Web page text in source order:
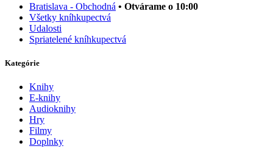
Bratislava - Obchodná • Otvárame o 10:00
Všetky kníhkupectvá
Udalosti
Spriatelené kníhkupectvá
Kategórie
Knihy
E-knihy
Audioknihy
Hry
Filmy
Doplnky